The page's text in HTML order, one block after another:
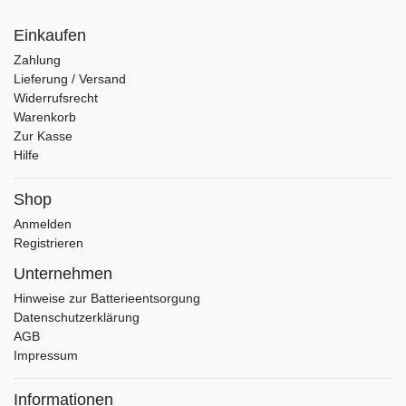
Einkaufen
Zahlung
Lieferung / Versand
Widerrufsrecht
Warenkorb
Zur Kasse
Hilfe
Shop
Anmelden
Registrieren
Unternehmen
Hinweise zur Batterieentsorgung
Datenschutzerklärung
AGB
Impressum
Informationen